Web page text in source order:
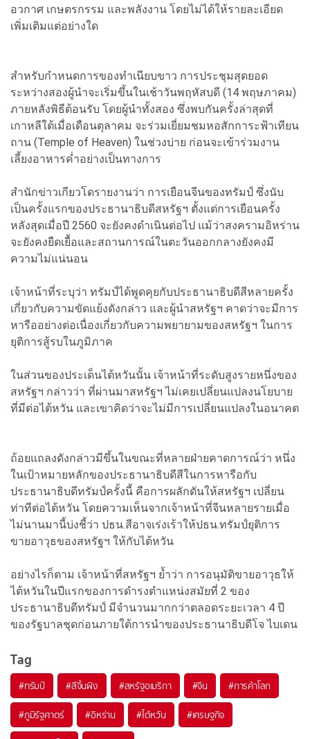
อวกาศ เกษตรกรรม และพลังงาน โดยไม่ได้ให้รายละเอียด
เพิ่มเติมแต่อย่างใด
สำหรับกำหนดการของทำเนียบขาว การประชุมสุดยอด
ระหว่างสองผู้นำจะเริ่มขึ้นในเช้าวันพฤหัสบดี (14 พฤษภาคม)
ภายหลังพิธีต้อนรับ โดยผู้นำทั้งสอง ซึ่งพบกันครั้งล่าสุดที่
เกาหลีใต้เมื่อเดือนตุลาคม จะร่วมเยี่ยมชมหอสักการะฟ้าเทียน
ถาน (Temple of Heaven) ในช่วงบ่าย ก่อนจะเข้าร่วมงาน
เลี้ยงอาหารค่ำอย่างเป็นทางการ
สำนักข่าวเกียวโดรายงานว่า การเยือนจีนของทรัมป์ ซึ่งนับ
เป็นครั้งแรกของประธานาธิบดีสหรัฐฯ ตั้งแต่การเยือนครั้ง
หลังสุดเมื่อปี 2560 จะยังคงดำเนินต่อไป แม้ว่าสงครามอิหร่าน
จะยังคงยืดเยื้อและสถานการณ์ในตะวันออกกลางยังคงมี
ความไม่แน่นอน
เจ้าหน้าที่ระบุว่า ทรัมป์ได้พูดคุยกับประธานาธิบดีสีหลายครั้ง
เกี่ยวกับความขัดแย้งดังกล่าว และผู้นำสหรัฐฯ คาดว่าจะมีการ
หารืออย่างต่อเนื่องเกี่ยวกับความพยายามของสหรัฐฯ ในการ
ยุติการสู้รบในภูมิภาค
ในส่วนของประเด็นไต้หวันนั้น เจ้าหน้าที่ระดับสูงรายหนึ่งของ
สหรัฐฯ กล่าวว่า ที่ผ่านมาสหรัฐฯ ไม่เคยเปลี่ยนแปลงนโยบาย
ที่มีต่อไต้หวัน และเขาคิดว่าจะไม่มีการเปลี่ยนแปลงในอนาคต
ถ้อยแถลงดังกล่าวมีขึ้นในขณะที่หลายฝ่ายคาดการณ์ว่า หนึ่ง
ในเป้าหมายหลักของประธานาธิบดีสีในการหารือกับ
ประธานาธิบดีทรัมป์ครั้งนี้ คือการผลักดันให้สหรัฐฯ เปลี่ยน
ท่าทีต่อไต้หวัน โดยความเห็นจากเจ้าหน้าที่จีนหลายรายเมื่อ
ไม่นานมานี้บ่งชี้ว่า ปธน.สีอาจเร่งเร้าให้ปธน.ทรัมป์ยุติการ
ขายอาวุธของสหรัฐฯ ให้กับไต้หวัน
อย่างไรก็ตาม เจ้าหน้าที่สหรัฐฯ ย้ำว่า การอนุมัติขายอาวุธให้
ไต้หวันในปีแรกของการดำรงตำแหน่งสมัยที่ 2 ของ
ประธานาธิบดีทรัมป์ มีจำนวนมากกว่าตลอดระยะเวลา 4 ปี
ของรัฐบาลชุดก่อนภายใต้การนำของประธานาธิบดีโจ ไบเดน
Tag
#ทรัมป์ #สีจิ้นผิง #สหรัฐอเมริกา #จีน #การค้าโลก
#ภูมิรัฐศาตร์ #อิหร่าน #ไต้หวัน #เศรษฐกิจ